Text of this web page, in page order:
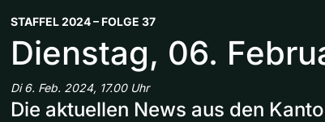
STAFFEL 2024 – FOLGE 37
Dienstag, 06.
Di 6. Feb. 2024, 17.00 Uhr
Die aktuellen News aus den